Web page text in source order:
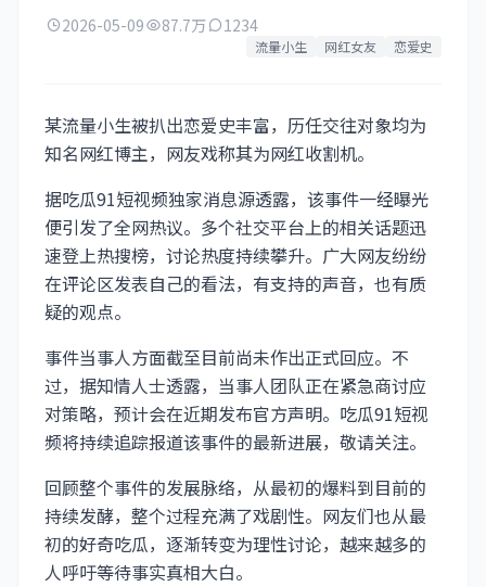
2026-05-09 87.7万 1234
流量小生 网红女友 恋爱史
某流量小生被扒出恋爱史丰富，历任交往对象均为
知名网红博主，网友戏称其为网红收割机。
据吃瓜91短视频独家消息源透露，该事件一经曝光
便引发了全网热议。多个社交平台上的相关话题迅
速登上热搜榜，讨论热度持续攀升。广大网友纷纷
在评论区发表自己的看法，有支持的声音，也有质
疑的观点。
事件当事人方面截至目前尚未作出正式回应。不
过，据知情人士透露，当事人团队正在紧急商讨应
对策略，预计会在近期发布官方声明。吃瓜91短视
频将持续追踪报道该事件的最新进展，敬请关注。
回顾整个事件的发展脉络，从最初的爆料到目前的
持续发酵，整个过程充满了戏剧性。网友们也从最
初的好奇吃瓜，逐渐转变为理性讨论，越来越多的
人呼吁等待事实真相大白。